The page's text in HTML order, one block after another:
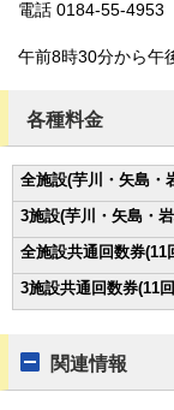
電話 0184-55-4953
午前8時30分から午
各種料金
全施設(芋川・矢島・
3施設(芋川・矢島・
全施設共通回数券(11
3施設共通回数券(11
関連情報